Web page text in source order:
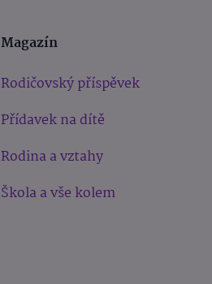
Magazín
Rodičovský příspěvek
Přídavek na dítě
Rodina a vztahy
Škola a vše kolem